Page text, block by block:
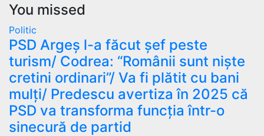
You missed
Politic
PSD Argeș l-a făcut șef peste
turism/ Codrea: “Românii sunt niște
cretini ordinari”/ Va fi plătit cu bani
mulți/ Predescu avertiza în 2025 că
PSD va transforma funcția într-o
sinecură de partid